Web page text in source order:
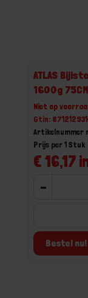
ATLAS
1600g 75CM
Niet op
Gtin:
Artikelnummer
€ 16,17
Prijs per 1 Stuk
-
Bestel nu!